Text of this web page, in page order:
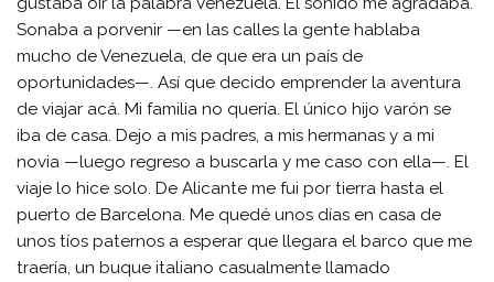
Sonaba a porvenir —en las calles la gente hablaba
mucho de Venezuela, de que era un país de
oportunidades—. Así que decido emprender la aventura
de viajar acá. Mi familia no quería. El único hijo varón se
iba de casa. Dejo a mis padres, a mis hermanas y a mi
novia —luego regreso a buscarla y me caso con ella—. El
viaje lo hice solo. De Alicante me fui por tierra hasta el
puerto de Barcelona. Me quedé unos días en casa de
unos tíos paternos a esperar que llegara el barco que me
traería, un buque italiano casualmente llamado